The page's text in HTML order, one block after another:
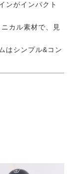
ンがインパクト
カル素材で、見
はシンプル&コン